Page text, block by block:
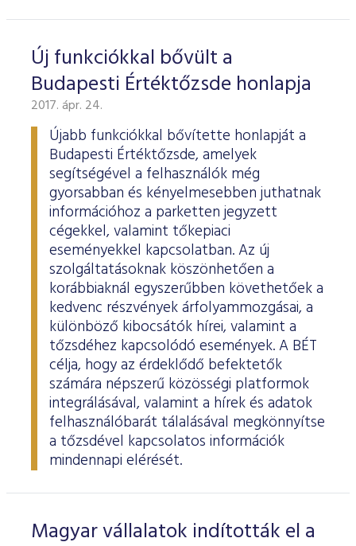
Új funkciókkal bővült a
Budapesti Értéktőzsde honlapja
2017. ápr. 24.
Újabb funkciókkal bővítette honlapját a
Budapesti Értéktőzsde, amelyek
segítségével a felhasználók még
gyorsabban és kényelmesebben juthatnak
információhoz a parketten jegyzett
cégekkel, valamint tőkepiaci
eseményekkel kapcsolatban. Az új
szolgáltatásoknak köszönhetően a
korábbiaknál egyszerűbben követhetőek a
kedvenc részvények árfolyammozgásai, a
különböző kibocsátók hírei, valamint a
tőzsdéhez kapcsolódó események. A BÉT
célja, hogy az érdeklődő befektetők
számára népszerű közösségi platformok
integrálásával, valamint a hírek és adatok
felhasználóbarát tálalásával megkönnyítse
a tőzsdével kapcsolatos információk
mindennapi elérését.
Magyar vállalatok indították el a